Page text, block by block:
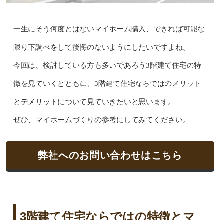
一生にそう何度とはないマイホーム購入、できれば可能な
限り下調べをして後悔のないようにしたいですよね。
今回は、検討している方も多いであろう3階建て住宅の特
徴を見ていくとともに、3階建て住宅ならではのメリット
とデメリットについて見ていきたいと思います。
ぜひ、マイホームづくりの参考にしてみてください。
弊社へのお問い合わせはこちら
3階建て住宅ならではの特徴とマ